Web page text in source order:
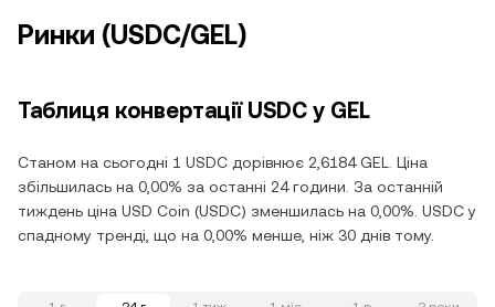
Ринки (USDC/GEL)
Таблиця конвертації USDC у GEL
Станом на сьогодні 1 USDC дорівнює 2,6184 GEL. Ціна
збільшилась на 0,00% за останні 24 години. За останній
тиждень ціна USD Coin (USDC) зменшилась на 0,00%. USDC у
спадному тренді, що на 0,00% менше, ніж 30 днів тому.